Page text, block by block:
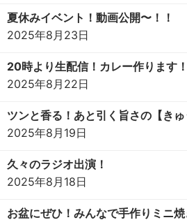
夏休みイベント！動画公開〜！！
2025年8月23日
20時より生配信！カレー作ります！
2025年8月22日
ツンと香る！あと引く旨さの【きゅ
2025年8月19日
久々のラジオ出演！
2025年8月18日
お盆にぜひ！みんなで手作りミニ焼